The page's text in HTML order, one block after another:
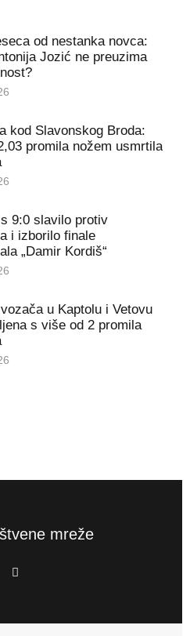
od nestanka novca:
Jozić ne preuzima
kod Slavonskog Broda:
promila nožem usmrtila
9:0 slavilo protiv
i izborilo finale
„Damir Kordiš“
u Kaptolu i Vetovu
s više od 2 promila
mreže
F
a
o